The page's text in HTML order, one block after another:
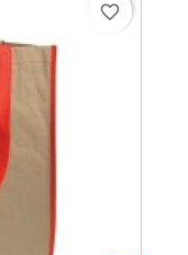
favorite_border